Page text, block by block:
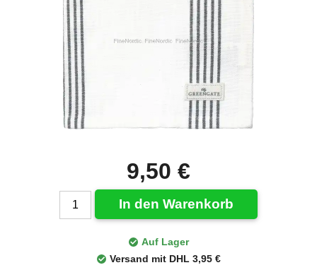
9,50 €
In den Warenkorb
Auf Lager
Versand mit DHL 3,95 €